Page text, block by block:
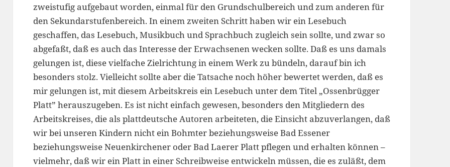
zweistufig aufgebaut worden, einmal für den Grundschulbereich und zum anderen für
den Sekundarstufenbereich. In einem zweiten Schritt haben wir ein Lesebuch
geschaffen, das Lesebuch, Musikbuch und Sprachbuch zugleich sein sollte, und zwar so
abgefaßt, daß es auch das Interesse der Erwachsenen wecken sollte. Daß es uns damals
gelungen ist, diese vielfache Zielrichtung in einem Werk zu bündeln, darauf bin ich
besonders stolz. Vielleicht sollte aber die Tatsache noch höher bewertet werden, daß es
mir gelungen ist, mit diesem Arbeitskreis ein Lesebuch unter dem Titel „Ossenbrügger
Platt” herauszugeben. Es ist nicht einfach gewesen, besonders den Mitgliedern des
Arbeitskreises, die als plattdeutsche Autoren arbeiteten, die Einsicht abzuverlangen, daß
wir bei unseren Kindern nicht ein Bohmter beziehungsweise Bad Essener
beziehungsweise Neuenkirchener oder Bad Laerer Platt pflegen und erhalten können –
vielmehr, daß wir ein Platt in einer Schreibweise entwickeln müssen, die es zuläßt, dem